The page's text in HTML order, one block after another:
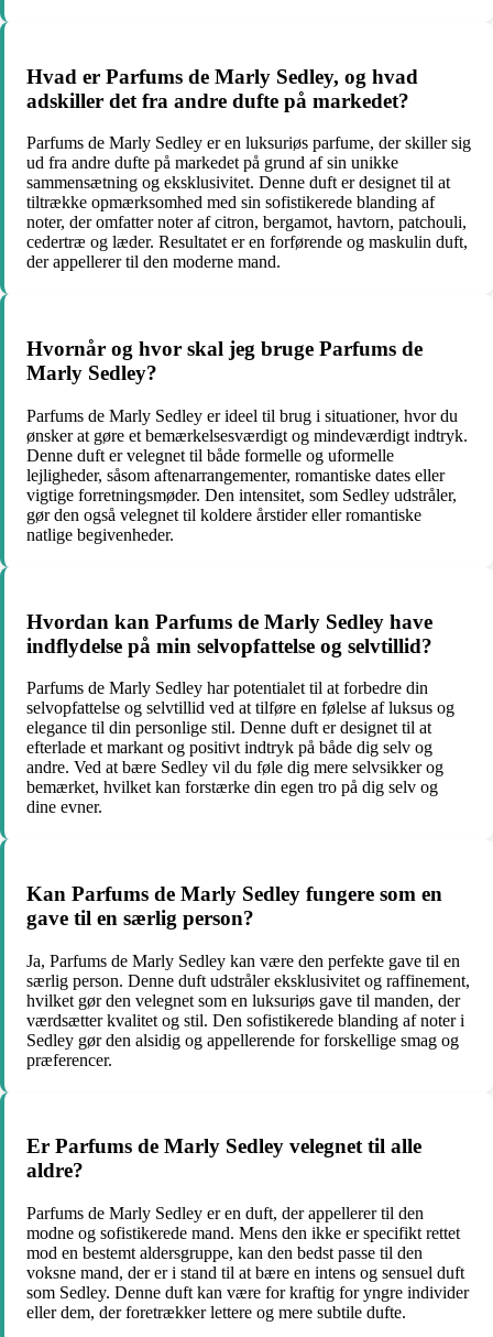
Hvad er Parfums de Marly Sedley, og hvad
adskiller det fra andre dufte på markedet?
Parfums de Marly Sedley er en luksuriøs parfume, der skiller sig
ud fra andre dufte på markedet på grund af sin unikke
sammensætning og eksklusivitet. Denne duft er designet til at
tiltrække opmærksomhed med sin sofistikerede blanding af
noter, der omfatter noter af citron, bergamot, havtorn, patchouli,
cedertræ og læder. Resultatet er en forførende og maskulin duft,
der appellerer til den moderne mand.
Hvornår og hvor skal jeg bruge Parfums de
Marly Sedley?
Parfums de Marly Sedley er ideel til brug i situationer, hvor du
ønsker at gøre et bemærkelsesværdigt og mindeværdigt indtryk.
Denne duft er velegnet til både formelle og uformelle
lejligheder, såsom aftenarrangementer, romantiske dates eller
vigtige forretningsmøder. Den intensitet, som Sedley udstråler,
gør den også velegnet til koldere årstider eller romantiske
natlige begivenheder.
Hvordan kan Parfums de Marly Sedley have
indflydelse på min selvopfattelse og selvtillid?
Parfums de Marly Sedley har potentialet til at forbedre din
selvopfattelse og selvtillid ved at tilføre en følelse af luksus og
elegance til din personlige stil. Denne duft er designet til at
efterlade et markant og positivt indtryk på både dig selv og
andre. Ved at bære Sedley vil du føle dig mere selvsikker og
bemærket, hvilket kan forstærke din egen tro på dig selv og
dine evner.
Kan Parfums de Marly Sedley fungere som en
gave til en særlig person?
Ja, Parfums de Marly Sedley kan være den perfekte gave til en
særlig person. Denne duft udstråler eksklusivitet og raffinement,
hvilket gør den velegnet som en luksuriøs gave til manden, der
værdsætter kvalitet og stil. Den sofistikerede blanding af noter i
Sedley gør den alsidig og appellerende for forskellige smag og
præferencer.
Er Parfums de Marly Sedley velegnet til alle
aldre?
Parfums de Marly Sedley er en duft, der appellerer til den
modne og sofistikerede mand. Mens den ikke er specifikt rettet
mod en bestemt aldersgruppe, kan den bedst passe til den
voksne mand, der er i stand til at bære en intens og sensuel duft
som Sedley. Denne duft kan være for kraftig for yngre individer
eller dem, der foretrækker lettere og mere subtile dufte.